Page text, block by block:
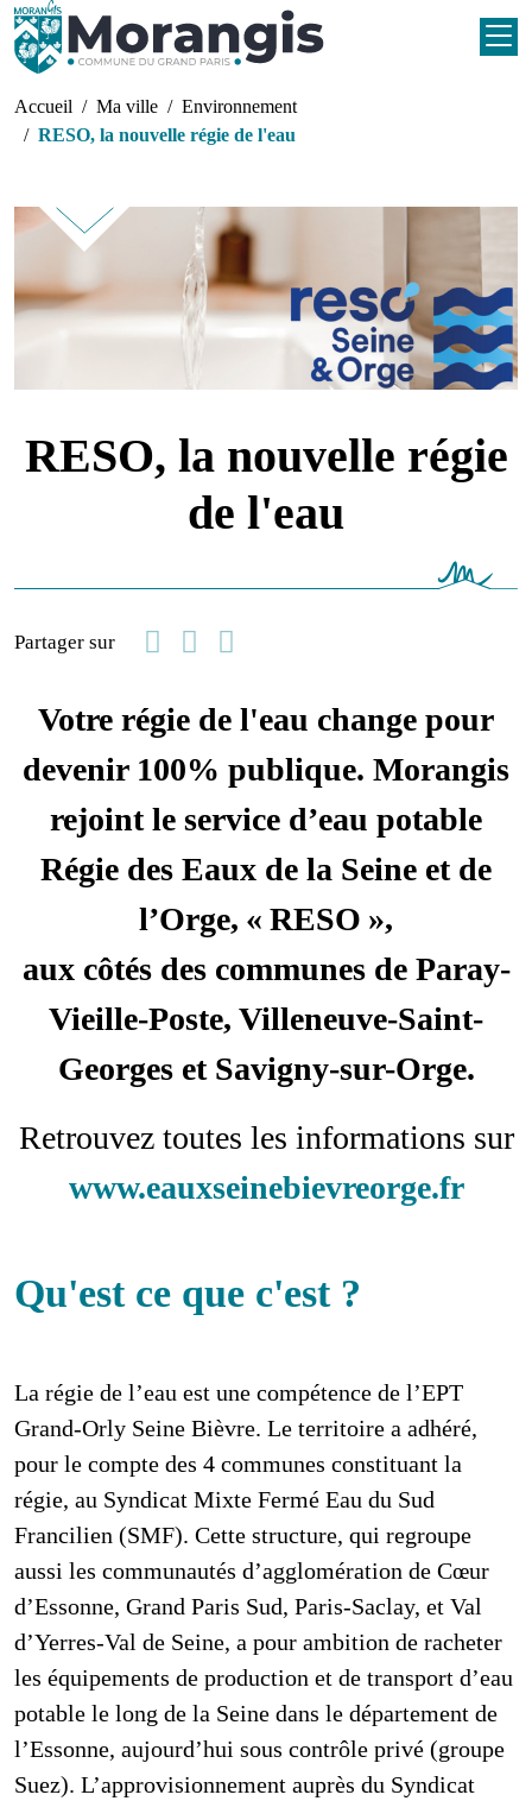
Aller au contenu principal
Fil d'Ariane
Accueil Ma ville
Environnement
RESO, la nouvelle régie de l'eau
RESO, la nouvelle régie
de l'eau
Partager sur
FacebookLinkedin
Email
Votre régie de l'eau change pour
devenir 100% publique. Morangis
rejoint le service d’eau potable
Régie des Eaux de la Seine et de
l’Orge, « RESO »,
aux côtés des communes de Paray-
Vieille-Poste, Villeneuve-Saint-
Georges et Savigny-sur-Orge.
Retrouvez toutes les informations sur
www.eauxseinebievreorge.fr
Qu'est ce que c'est ?
La régie de l’eau est une compétence de l’EPT
Grand-Orly Seine Bièvre. Le territoire a adhéré,
pour le compte des 4 communes constituant la
régie, au Syndicat Mixte Fermé Eau du Sud
Francilien (SMF). Cette structure, qui regroupe
aussi les communautés d’agglomération de Cœur
d’Essonne, Grand Paris Sud, Paris-Saclay, et Val
d’Yerres-Val de Seine, a pour ambition de racheter
les équipements de production et de transport d’eau
potable le long de la Seine dans le département de
l’Essonne, aujourd’hui sous contrôle privé (groupe
Suez). L’approvisionnement auprès du Syndicat